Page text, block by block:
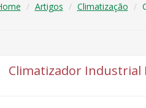
Artigos Climatização
Climatizador Industrial